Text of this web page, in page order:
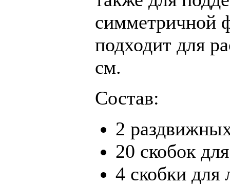
симметричной
подходит для
см.
Состав:
2
20 скобок
4 скобки